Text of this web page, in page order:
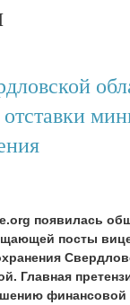
появилась
посты
Главная
финансовой